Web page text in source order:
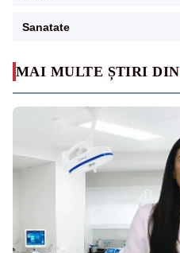
MAI MULTE ȘTIRI DIN
Sanatate